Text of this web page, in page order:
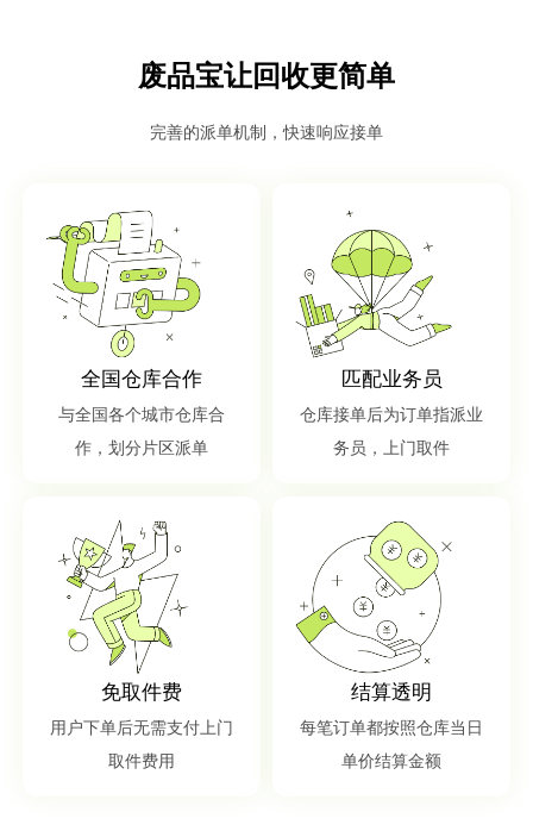
废品宝让回收更简单
完善的派单机制，快速响应接单
全国仓库合作
与全国各个城市仓库合
作，划分片区派单
匹配业务员
仓库接单后为订单指派业
务员，上门取件
免取件费
用户下单后无需支付上门
取件费用
结算透明
每笔订单都按照仓库当日
单价结算金额